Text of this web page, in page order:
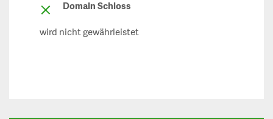
Domain Schloss
wird nicht gewährleistet